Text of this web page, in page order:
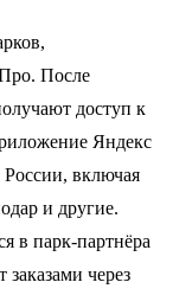
После
доступ к
Яндекс
России, включая
и другие.
в парк-партнёра
через